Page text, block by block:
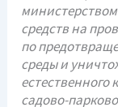
средств на
по
среды и
естественного
садово-